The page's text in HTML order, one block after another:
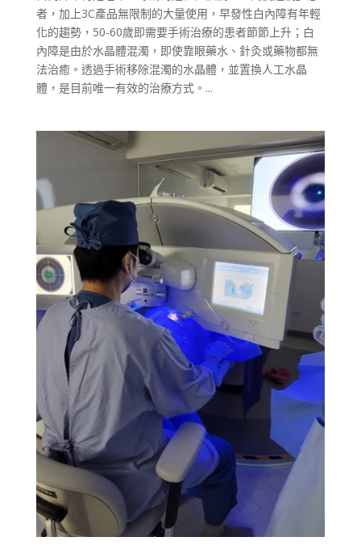
者，加上3C產品無限制的大量使用，早發性白內障有年輕
化的趨勢，50-60歲即需要手術治療的患者節節上升；白
內障是由於水晶體混濁，即使靠眼藥水、針灸或藥物都無
法治癒。透過手術移除混濁的水晶體，並置換人工水晶
體，是目前唯一有效的治療方式。...